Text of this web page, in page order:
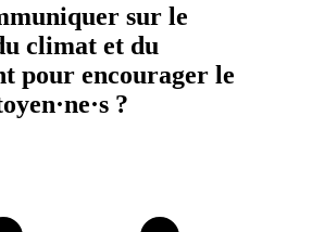
sur le
climat et du
pour encourager le
?